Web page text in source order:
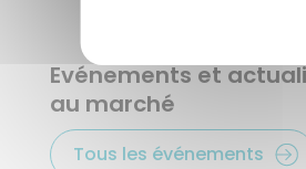
Evénements et
au marché
Tous les événements